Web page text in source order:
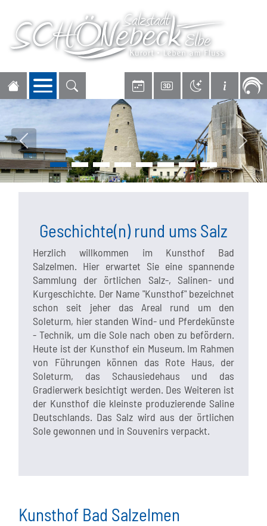
Navigation öffnen
Vorheriges Bild
Geschichte(n) rund ums Salz
Herzlich willkommen im Kunsthof Bad
Salzelmen. Hier erwartet Sie eine spannende
Sammlung der örtlichen Salz-, Salinen- und
Kurgeschichte. Der Name "Kunsthof" bezeichnet
schon seit jeher das Areal rund um den
Soleturm, hier standen Wind- und Pferdekünste
- Technik, um die Sole nach oben zu befördern.
Heute ist der Kunsthof ein Museum. Im Rahmen
von Führungen können das Rote Haus, der
Soleturm, das Schausiedehaus und das
Gradierwerk besichtigt werden. Des Weiteren ist
der Kunsthof die kleinste produzierende Saline
Deutschlands. Das Salz wird aus der örtlichen
Sole gewonnen und in Souvenirs verpackt.
Kunsthof Bad Salzelmen